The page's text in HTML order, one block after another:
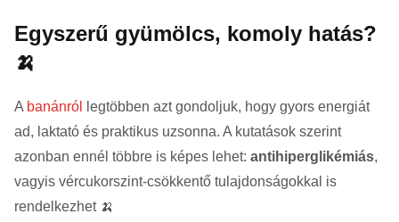
Egyszerű gyümölcs, komoly hatás?
🍌
A banánról
legtöbben azt gondoljuk, hogy gyors energiát
ad, laktató és praktikus uzsonna. A kutatások szerint
azonban ennél többre is képes lehet: antihiperglikémiás,
vagyis vércukorszint-csökkentő tulajdonságokkal is
rendelkezhet 🍌